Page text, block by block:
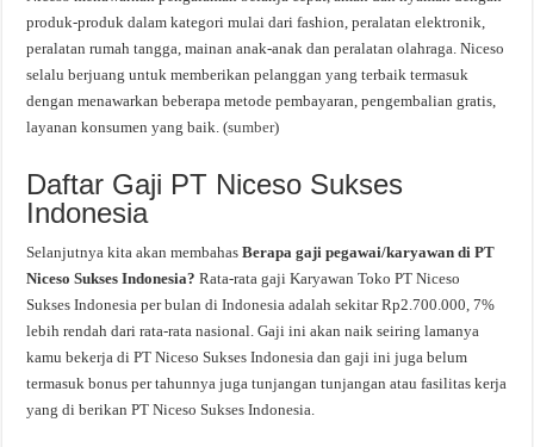
produk-produk dalam kategori mulai dari fashion, peralatan elektronik,
peralatan rumah tangga, mainan anak-anak dan peralatan olahraga. Niceso
selalu berjuang untuk memberikan pelanggan yang terbaik termasuk
dengan menawarkan beberapa metode pembayaran, pengembalian gratis,
layanan konsumen yang baik. (sumber)
Daftar Gaji PT Niceso Sukses
Indonesia
Selanjutnya kita akan membahasBerapa gaji pegawai/karyawan di PT
Niceso Sukses Indonesia?Rata-rata gaji Karyawan Toko PT Niceso
Sukses Indonesia per bulan di Indonesia adalah sekitar Rp2.700.000, 7%
lebih rendah dari rata-rata nasional. Gaji ini akan naik seiring lamanya
kamu bekerja di PT Niceso Sukses Indonesia dan gaji ini juga belum
termasuk bonus per tahunnya juga tunjangan tunjangan atau fasilitas kerja
yang di berikan PT Niceso Sukses Indonesia.